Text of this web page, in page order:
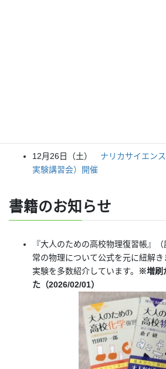
12月26日（土） ナリカサイエン
実験講習会）開催
書籍のお知らせ
『大人のための高校物理復習帳』
常の物理について公式を元に紐解き
実験を多数紹介しています。
※増刷
た（2026/02/01）